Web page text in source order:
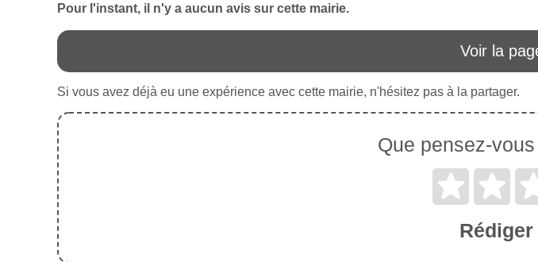
Pour l'instant, il n'y a aucun avis sur cette mairie.
Voir la
Si vous avez déjà eu une expérience avec cette mairie, n'hésitez pas à la partager.
Que pensez-